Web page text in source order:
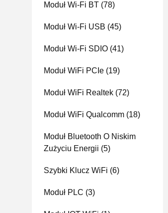
Moduł Wi-Fi BT (78)
Moduł Wi-Fi USB (45)
Moduł Wi-Fi SDIO (41)
Moduł WiFi PCIe (19)
Moduł WiFi Realtek (72)
Moduł WiFi Qualcomm (18)
Moduł Bluetooth O Niskim
Zużyciu Energii (5)
Szybki Klucz WiFi (6)
Moduł PLC (3)